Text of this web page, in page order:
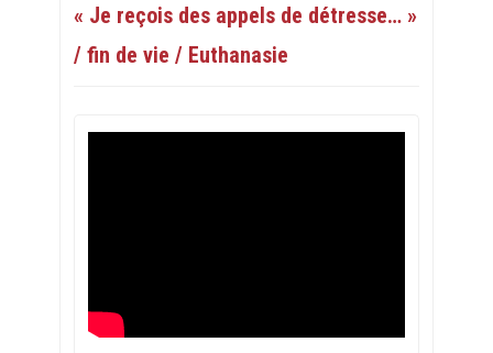
« Je reçois des appels de détresse… »
/ fin de vie / Euthanasie